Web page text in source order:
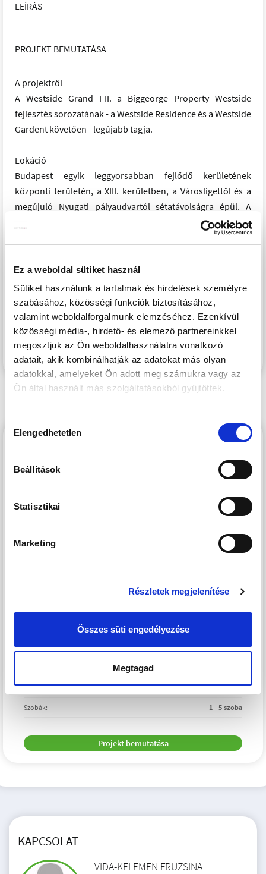
Ez a weboldal sütiket használ
Sütiket használunk a tartalmak és hirdetések személyre
szabásához, közösségi funkciók biztosításához,
valamint weboldalforgalmunk elemzéséhez. Ezenkívül
közösségi média-, hirdető- és elemező partnereinkkel
megosztjuk az Ön weboldalhasználatra vonatkozó
adatait, akik kombinálhatják az adatokat más olyan
adatokkal, amelyeket Ön adott meg számukra vagy az
Ön által használt más szolgáltatásokból gyűjtöttek.
kiválasztása
Elengedhetetlen
Beállítások
Statisztikai
Marketing
Részletek megjelenítése
Összes süti engedélyezése
Megtagad
LEÍRÁS
PROJEKT BEMUTATÁSA
A projektről
A Westside Grand I-II. a Biggeorge Property Westside
fejlesztés sorozatának - a Westside Residence és a Westside
Gardent követően - legújabb tagja.
Lokáció
Budapest egyik leggyorsabban fejlődő kerületének
központi területén, a XIII. kerületben, a Városligettől és a
megújuló Nyugati pályaudvartól sétatávolságra épül. A
Nyugati pályaudvar környéke az elkövetkezendő években
szinte teljesen megújul, a XIII. kerületben elhelyezkedő
új építésű ingatlan épült, melyek jelentős értéknövekedést
kínálnak a környéken ingatlant vásárlóknak. A több
ütemben megvalósuló lakóingatlanfejlesztések hatalmas
zöld parkot ölelnek körül, így a lakók akár az erkélyen ülve
is élvezhetik a csendet, nyugalmat és zöld környezetet egy
központi, belvárosi környezetben is.
WESTSIDE GRAND 2
2027. I. negyedév
Lakások száma: 19
Méret: 30 - 85 m2
Szobák: 1 - 5 szoba
Projekt bemutatása
KAPCSOLAT
VIDA-KELEMEN FRUZSINA